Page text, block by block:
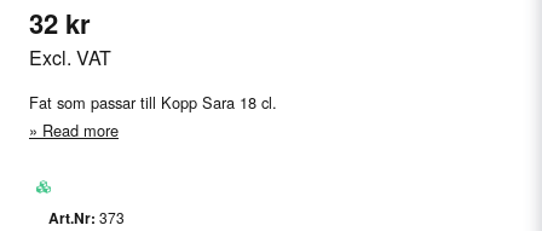
32 kr
Excl. VAT
Fat som passar till Kopp Sara 18 cl.
Read more
373